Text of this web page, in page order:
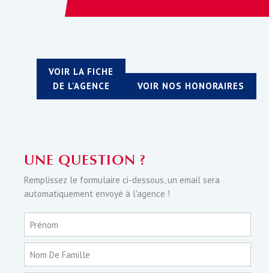
VOIR LA FICHE
DE L'AGENCE
VOIR NOS HONORAIRES
UNE QUESTION ?
Remplissez le formulaire ci-dessous, un email sera
automatiquement envoyé à l'agence !
Prénom
Nom De Famille